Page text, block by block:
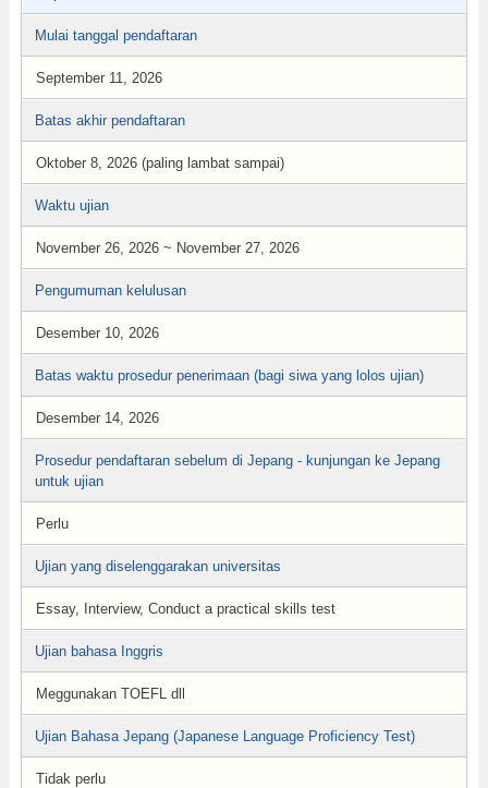
Mulai tanggal pendaftaran
September 11, 2026
Batas akhir pendaftaran
Oktober 8, 2026 (paling lambat sampai)
Waktu ujian
November 26, 2026 ~ November 27, 2026
Pengumuman kelulusan
Desember 10, 2026
Batas waktu prosedur penerimaan (bagi siwa yang lolos ujian)
Desember 14, 2026
Prosedur pendaftaran sebelum di Jepang - kunjungan ke Jepang
untuk ujian
Perlu
Ujian yang diselenggarakan universitas
Essay, Interview, Conduct a practical skills test
Ujian bahasa Inggris
Meggunakan TOEFL dll
Ujian Bahasa Jepang (Japanese Language Proficiency Test)
Tidak perlu